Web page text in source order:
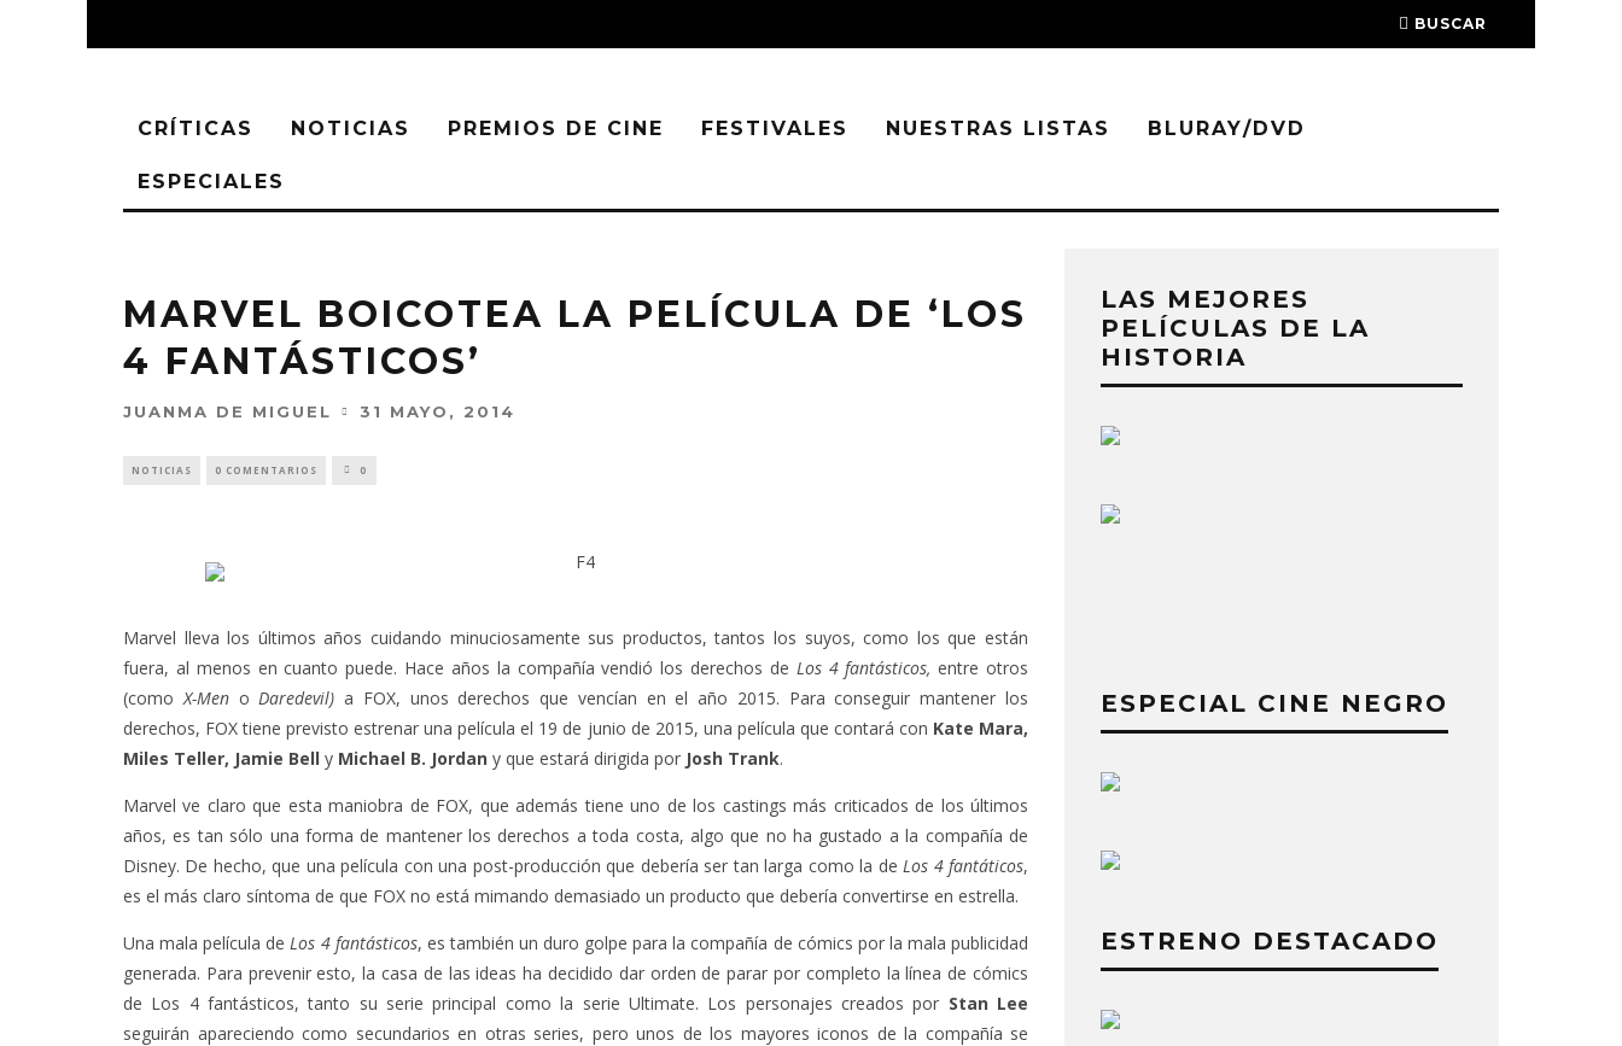
BUSCAR
CRÍTICAS NOTICIAS PREMIOS DE CINE FESTIVALES NUESTRAS LISTAS BLURAY/DVD
ESPECIALES
MARVEL BOICOTEA LA PELÍCULA DE ‘LOS
4 FANTÁSTICOS’
JUANMA DE MIGUEL 31 MAYO, 2014
NOTICIAS 0 COMENTARIOS 0
Marvel lleva los últimos años cuidando minuciosamente sus productos, tantos los suyos, como los que están
fuera, al menos en cuanto puede. Hace años la compañía vendió los derechos de Los 4 fantásticos, entre otros
(comoX-MenoDaredevil) a FOX, unos derechos que vencían en el año 2015. Para conseguir mantener los
derechos, FOX tiene previsto estrenar una película el 19 de junio de 2015, una película que contará con Kate Mara,
Miles Teller, Jamie Bell y Michael B. Jordan y que estará dirigida por Josh Trank.
Marvel ve claro que esta maniobra de FOX, que además tiene uno de los castings más criticados de los últimos
años, es tan sólo una forma de mantener los derechos a toda costa, algo que no ha gustado a la compañía de
Disney. De hecho, que una película con una post-producción que debería ser tan larga como la deLos 4 fantáticos,
es el más claro síntoma de que FOX no está mimando demasiado un producto que debería convertirse en estrella.
Una mala película deLos 4 fantásticos, es también un duro golpe para la compañía de cómics por la mala publicidad
generada. Para prevenir esto, la casa de las ideas ha decidido dar orden de parar por completo la línea de cómics
de Los 4 fantásticos, tanto su serie principal como la serie Ultimate. Los personajes creados por Stan Lee
seguirán apareciendo como secundarios en otras series, pero unos de los mayores iconos de la compañía se
LAS MEJORES
PELÍCULAS DE LA
HISTORIA
ESPECIAL CINE NEGRO
ESTRENO DESTACADO